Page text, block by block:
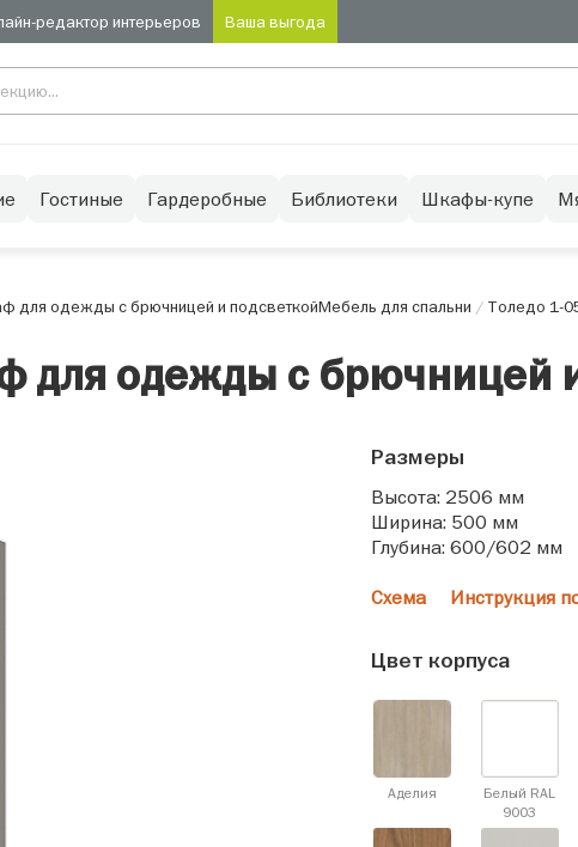
редактор интерьеров Ваша выгода
Гостиные Гардеробные Библиотеки Шкафы-купе
для одежды с брючницей и подсветкойМебель для спальни / Толедо 1-
для одежды с брючницей
Размеры
Высота: 2506 мм
Ширина: 500 мм
Глубина: 600/602 мм
Схема Инструкция
Цвет корпуса
Аделия
Белый RAL
9003